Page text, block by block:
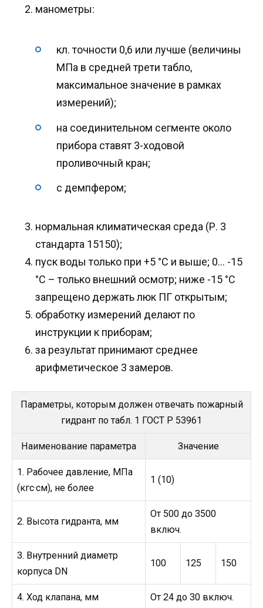
манометры:
кл. точности 0,6 или лучше (величины
МПа в средней трети табло,
максимальное значение в рамках
измерений);
на соединительном сегменте около
прибора ставят 3-ходовой
проливочный кран;
с демпфером;
нормальная климатическая среда (Р. 3
стандарта 15150);
пуск воды только при +5 °C и выше; 0… -15
°C – только внешний осмотр; ниже -15 °C
запрещено держать люк ПГ открытым;
обработку измерений делают по
инструкции к приборам;
за результат принимают среднее
арифметическое 3 замеров.
Параметры, которым должен отвечать пожарный
гидрант по табл. 1 ГОСТ Р 53961
Наименование параметра Значение
1. Рабочее давление, МПа
(кгс·см), не более
1 (10)
2. Высота гидранта, мм
От 500 до 3500
включ.
3. Внутренний диаметр
корпуса DN
100 125 150
4. Ход клапана, мм От 24 до 30 включ.